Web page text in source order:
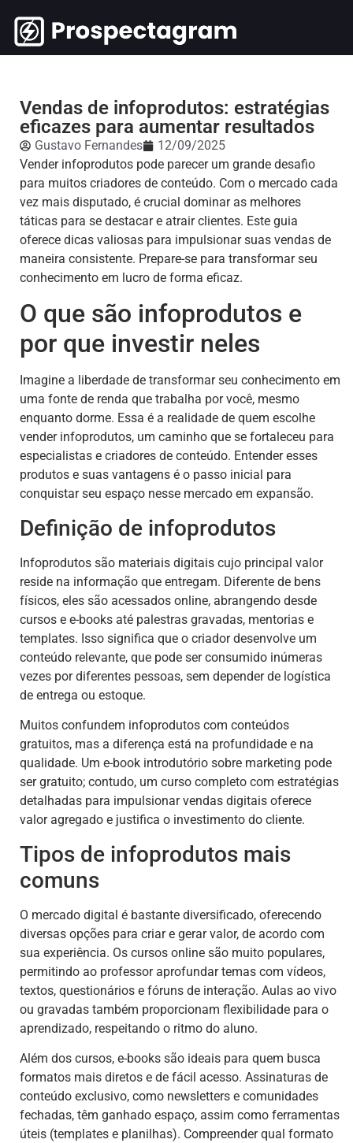
Vendas de infoprodutos: estratégias
eficazes para aumentar resultados
Gustavo Fernandes
12/09/2025
Vender infoprodutos pode parecer um grande desafio
para muitos criadores de conteúdo. Com o mercado cada
vez mais disputado, é crucial dominar as melhores
táticas para se destacar e atrair clientes. Este guia
oferece dicas valiosas para impulsionar suas vendas de
maneira consistente. Prepare-se para transformar seu
conhecimento em lucro de forma eficaz.
O que são infoprodutos e
por que investir neles
Imagine a liberdade de transformar seu conhecimento em
uma fonte de renda que trabalha por você, mesmo
enquanto dorme. Essa é a realidade de quem escolhe
vender infoprodutos, um caminho que se fortaleceu para
especialistas e criadores de conteúdo. Entender esses
produtos e suas vantagens é o passo inicial para
conquistar seu espaço nesse mercado em expansão.
Definição de infoprodutos
Infoprodutos são materiais digitais cujo principal valor
reside na informação que entregam. Diferente de bens
físicos, eles são acessados online, abrangendo desde
cursos e e-books até palestras gravadas, mentorias e
templates. Isso significa que o criador desenvolve um
conteúdo relevante, que pode ser consumido inúmeras
vezes por diferentes pessoas, sem depender de logística
de entrega ou estoque.
Muitos confundem infoprodutos com conteúdos
gratuitos, mas a diferença está na profundidade e na
qualidade. Um e-book introdutório sobre marketing pode
ser gratuito; contudo, um curso completo com estratégias
detalhadas para impulsionar vendas digitais oferece
valor agregado e justifica o investimento do cliente.
Tipos de infoprodutos mais
comuns
O mercado digital é bastante diversificado, oferecendo
diversas opções para criar e gerar valor, de acordo com
sua experiência. Os cursos online são muito populares,
permitindo ao professor aprofundar temas com vídeos,
textos, questionários e fóruns de interação. Aulas ao vivo
ou gravadas também proporcionam flexibilidade para o
aprendizado, respeitando o ritmo do aluno.
Além dos cursos, e-books são ideais para quem busca
formatos mais diretos e de fácil acesso. Assinaturas de
conteúdo exclusivo, como newsletters e comunidades
fechadas, têm ganhado espaço, assim como ferramentas
úteis (templates e planilhas). Compreender qual formato